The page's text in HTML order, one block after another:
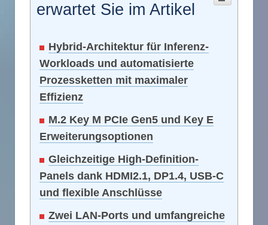
erwartet Sie im Artikel
Hybrid-Architektur für Inferenz-
Workloads und automatisierte
Prozessketten mit maximaler
Effizienz
M.2 Key M PCIe Gen5 und Key E
Erweiterungsoptionen
Gleichzeitige High-Definition-
Panels dank HDMI2.1, DP1.4, USB-C
und flexible Anschlüsse
Zwei LAN-Ports und umfangreiche